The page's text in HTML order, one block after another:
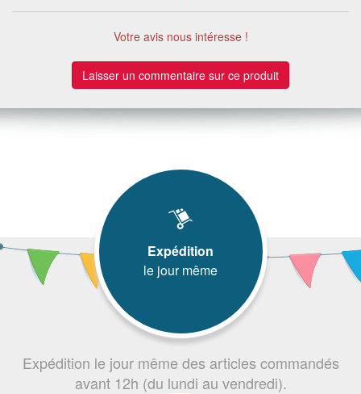
Votre avis nous intéresse !
Laisser un commentaire sur ce produit
Expédition
le jour même
Expédition le jour même des articles commandés
avant 12h (du lundi au vendredi).